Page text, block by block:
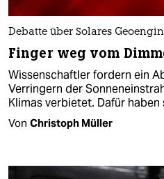
Debatte über Solares
Finger weg vom
Wissenschaftler fordern ein
Verringern der
Klimas verbietet. Dafür haben
Von Christoph Müller